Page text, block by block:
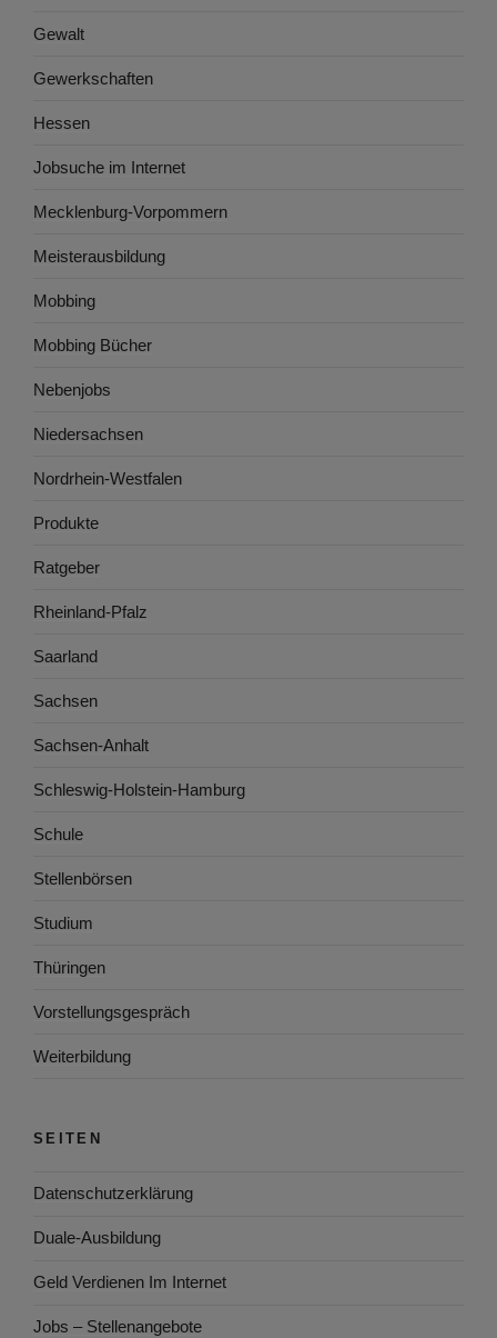
Gewalt
Gewerkschaften
Hessen
Jobsuche im Internet
Mecklenburg-Vorpommern
Meisterausbildung
Mobbing
Mobbing Bücher
Nebenjobs
Niedersachsen
Nordrhein-Westfalen
Produkte
Ratgeber
Rheinland-Pfalz
Saarland
Sachsen
Sachsen-Anhalt
Schleswig-Holstein-Hamburg
Schule
Stellenbörsen
Studium
Thüringen
Vorstellungsgespräch
Weiterbildung
SEITEN
Datenschutzerklärung
Duale-Ausbildung
Geld Verdienen Im Internet
Jobs – Stellenangebote